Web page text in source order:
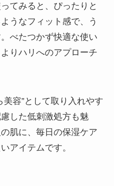
てみると、ぴったりと
うなフィット感で、う
べたつかず快適な使い
りハリへのアプローチ
容”として取り入れやす
した低刺激処方も魅
肌に、毎日の保湿ケア
アイテムです。